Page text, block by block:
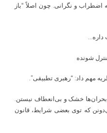
اضطراب و نگرانی. چون اصلاً “باز
خشک و بی‌انعطاف نیستن.
که توی بعضی شرایط، قانون